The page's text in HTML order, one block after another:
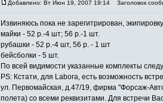
Добавлено: Вт Июн 19, 2007 19:14 Заголовок
Извиняюсь пока не зарегитрирован,
майки - 52 р.-4 шт; 56 р.-1 шт.
рубашки - 52 р.-4 шт, 56 р. - 1 шт
бейсболки - 5 шт.
По всей видимости указанные комплекты
PS: Кстати, для Labora, есть возможность
ул. Первомайская, д.47/19, фирма "Форсаж-
полета) со всеми реквизитами. Для встречи